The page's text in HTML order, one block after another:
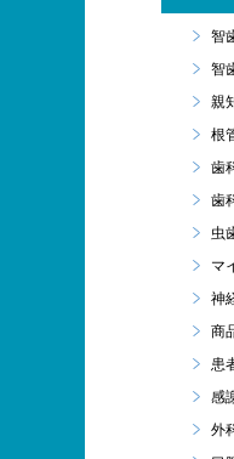
智
智
親
根
歯
歯
虫
マ
神
商
患
感
外